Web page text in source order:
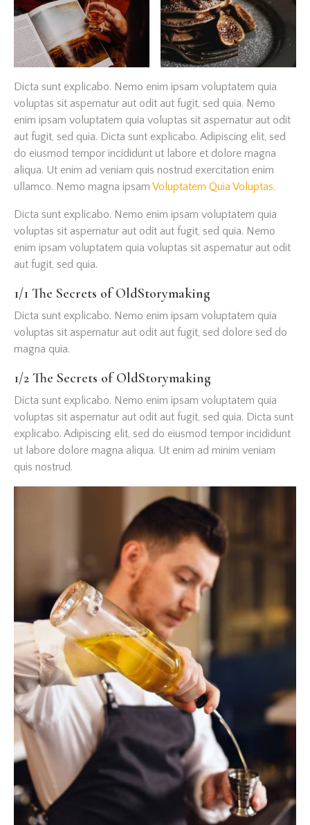
Dicta sunt explicabo. Nemo enim ipsam voluptatem quia
voluptas sit aspernatur aut odit aut fugit, sed quia. Nemo
enim ipsam voluptatem quia voluptas sit aspernatur aut odit
aut fugit, sed quia. Dicta sunt explicabo. Adipiscing elit, sed
do eiusmod tempor incididunt ut labore et dolore magna
aliqua. Ut enim ad veniam quis nostrud exercitation enim
ullamco. Nemo magna ipsam Voluptatem Quia Voluptas.
Dicta sunt explicabo. Nemo enim ipsam voluptatem quia
voluptas sit aspernatur aut odit aut fugit, sed quia. Nemo
enim ipsam voluptatem quia voluptas sit aspernatur aut odit
aut fugit, sed quia.
1/1 The Secrets of OldStorymaking
Dicta sunt explicabo. Nemo enim ipsam voluptatem quia
voluptas sit aspernatur aut odit aut fugit, sed dolore sed do
magna quia.
1/2 The Secrets of OldStorymaking
Dicta sunt explicabo. Nemo enim ipsam voluptatem quia
voluptas sit aspernatur aut odit aut fugit, sed quia. Dicta sunt
explicabo. Adipiscing elit, sed do eiusmod tempor incididunt
ut labore dolore magna aliqua. Ut enim ad minim veniam
quis nostrud.